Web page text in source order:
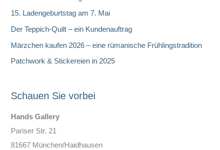
15. Ladengeburtstag am 7. Mai
Der Teppich-Quilt – ein Kundenauftrag
Märzchen kaufen 2026 – eine rümanische Frühlingstradition
Patchwork & Stickereien in 2025
Schauen Sie vorbei
Hands Gallery
Pariser Str. 21
81667 München/Haidhausen